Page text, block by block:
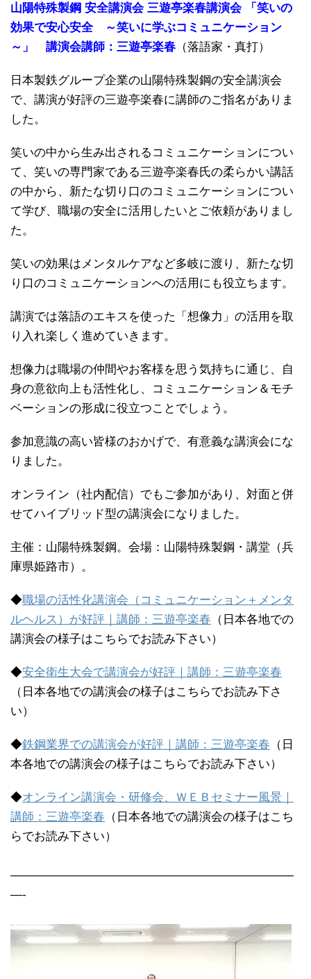
山陽特殊製鋼 安全講演会 三遊亭楽春講演会 「笑いの
効果で安心安全 ～笑いに学ぶコミュニケーション
～」 講演会講師：三遊亭楽春 （落語家・真打）
日本製鉄グループ企業の山陽特殊製鋼の安全講演会
で、講演が好評の三遊亭楽春に講師のご指名がありま
した。
笑いの中から生み出されるコミュニケーションについ
て、笑いの専門家である三遊亭楽春氏の柔らかい講話
の中から、新たな切り口のコミュニケーションについ
て学び、職場の安全に活用したいとご依頼がありまし
た。
笑いの効果はメンタルケアなど多岐に渡り、新たな切
り口のコミュニケーションへの活用にも役立ちます。
講演では落語のエキスを使った「想像力」の活用を取
り入れ楽しく進めていきます。
想像力は職場の仲間やお客様を思う気持ちに通じ、自
身の意欲向上も活性化し、コミュニケーション＆モチ
ベーションの形成に役立つことでしょう。
参加意識の高い皆様のおかげで、有意義な講演会にな
りました。
オンライン（社内配信）でもご参加があり、対面と併
せてハイブリッド型の講演会になりました。
主催：山陽特殊製鋼。会場：山陽特殊製鋼・講堂（兵
庫県姫路市）。
◆職場の活性化講演会（コミュニケーション＋メンタ
ルヘルス）が好評｜講師：三遊亭楽春 （日本各地での
講演会の様子はこちらでお読み下さい）
◆安全衛生大会で講演会が好評｜講師：三遊亭楽春
（日本各地での講演会の様子はこちらでお読み下さ
い）
◆鉄鋼業界での講演会が好評｜講師：三遊亭楽春 （日
本各地での講演会の様子はこちらでお読み下さい）
◆オンライン講演会・研修会、ＷＥＢセミナー風景｜
講師：三遊亭楽春 （日本各地での講演会の様子はこち
らでお読み下さい）
————————————————————————
—-